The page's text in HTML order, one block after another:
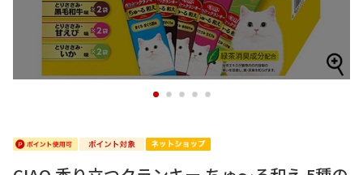
1 2 3 4 5